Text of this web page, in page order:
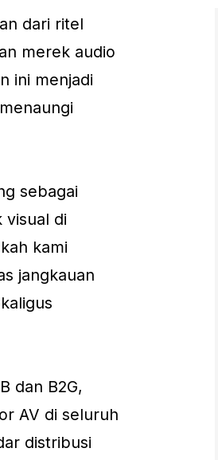
dari ritel
merek audio
ini menjadi
sebagai
di
kami
jangkauan
dan B2G,
AV di seluruh
distribusi